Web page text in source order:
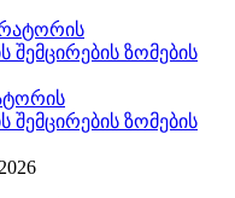
შემცირების ზომების